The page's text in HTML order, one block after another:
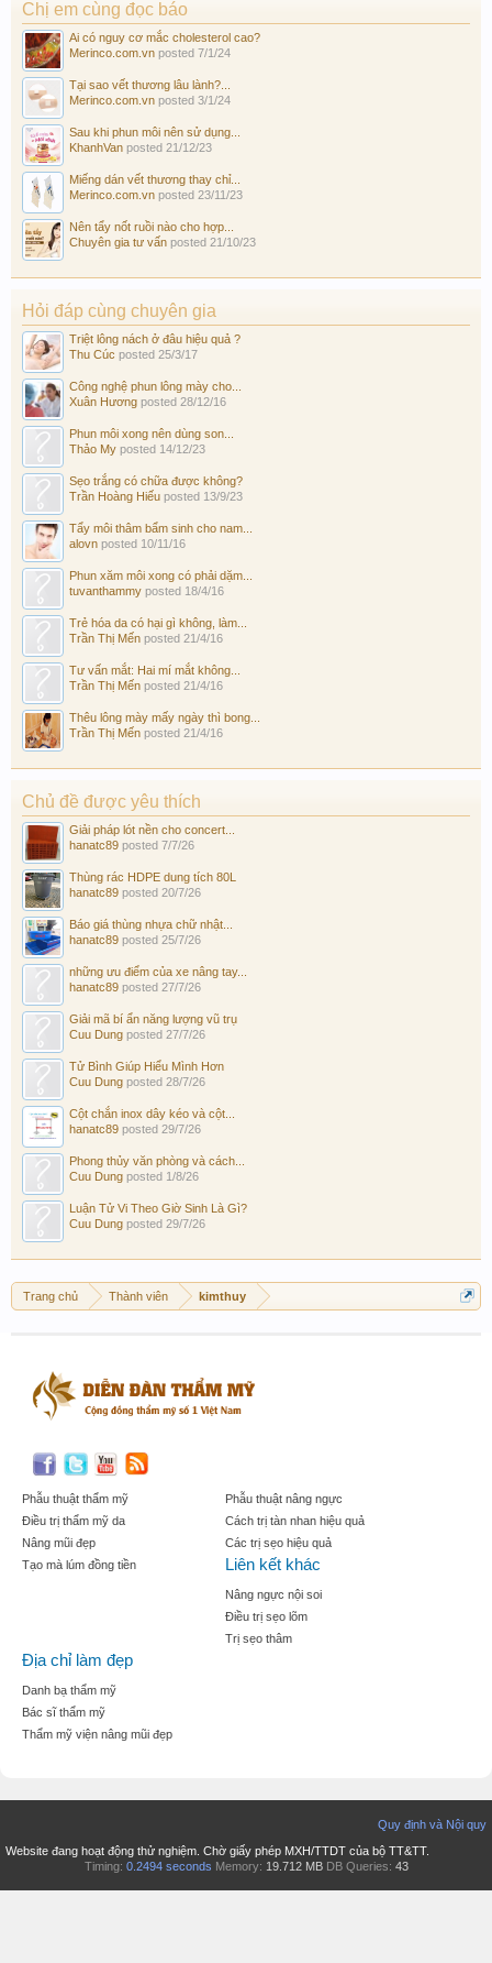
Chị em cùng đọc báo
Ai có nguy cơ mắc cholesterol cao?
Merinco.com.vn posted 7/1/24
Tại sao vết thương lâu lành?...
Merinco.com.vn posted 3/1/24
Sau khi phun môi nên sử dụng...
KhanhVan posted 21/12/23
Miếng dán vết thương thay chỉ...
Merinco.com.vn posted 23/11/23
Nên tẩy nốt ruồi nào cho hợp...
Chuyên gia tư vấn posted 21/10/23
Hỏi đáp cùng chuyên gia
Triệt lông nách ở đâu hiệu quả ?
Thu Cúc posted 25/3/17
Công nghệ phun lông mày cho...
Xuân Hương posted 28/12/16
Phun môi xong nên dùng son...
Thảo My posted 14/12/23
Sẹo trắng có chữa được không?
Trần Hoàng Hiếu posted 13/9/23
Tẩy môi thâm bẩm sinh cho nam...
alovn posted 10/11/16
Phun xăm môi xong có phải dặm...
tuvanthammy posted 18/4/16
Trẻ hóa da có hại gì không, làm...
Trần Thị Mến posted 21/4/16
Tư vấn mắt: Hai mí mắt không...
Trần Thị Mến posted 21/4/16
Thêu lông mày mấy ngày thì bong...
Trần Thị Mến posted 21/4/16
Chủ đề được yêu thích
Giải pháp lót nền cho concert...
hanatc89 posted 7/7/26
Thùng rác HDPE dung tích 80L
hanatc89 posted 20/7/26
Báo giá thùng nhựa chữ nhật...
hanatc89 posted 25/7/26
những ưu điểm của xe nâng tay...
hanatc89 posted 27/7/26
Giải mã bí ẩn năng lượng vũ trụ
Cuu Dung posted 27/7/26
Tử Bình Giúp Hiểu Mình Hơn
Cuu Dung posted 28/7/26
Cột chắn inox dây kéo và cột...
hanatc89 posted 29/7/26
Phong thủy văn phòng và cách...
Cuu Dung posted 1/8/26
Luận Tử Vi Theo Giờ Sinh Là Gì?
Cuu Dung posted 29/7/26
Trang chủ Thành viên kimthuy
Phẫu thuật thẩm mỹ
Điều trị thẩm mỹ da
Nâng mũi đẹp
Tạo mà lúm đồng tiền
Phẫu thuật nâng ngực
Cách trị tàn nhan hiệu quả
Các trị sẹo hiệu quả
Liên kết khác
Nâng ngực nội soi
Điều trị sẹo lõm
Trị sẹo thâm
Địa chỉ làm đẹp
Danh bạ thẩm mỹ
Bác sĩ thẩm mỹ
Thẩm mỹ viện nâng mũi đẹp
Quy định và Nội quy
Website đang hoạt động thử nghiệm. Chờ giấy phép MXH/TTDT của bộ TT&TT.
Timing: 0.2494 seconds Memory: 19.712 MB DB Queries: 43